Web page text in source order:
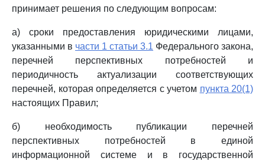
принимает решения по следующим вопросам:
а) сроки предоставления юридическими лицами,
указанными в части 1 статьи 3.1 Федерального закона,
перечней перспективных потребностей и
периодичность актуализации соответствующих
перечней, которая определяется с учетом пункта 20(1)
настоящих Правил;
б) необходимость публикации перечней
перспективных потребностей в единой
информационной системе и в государственной